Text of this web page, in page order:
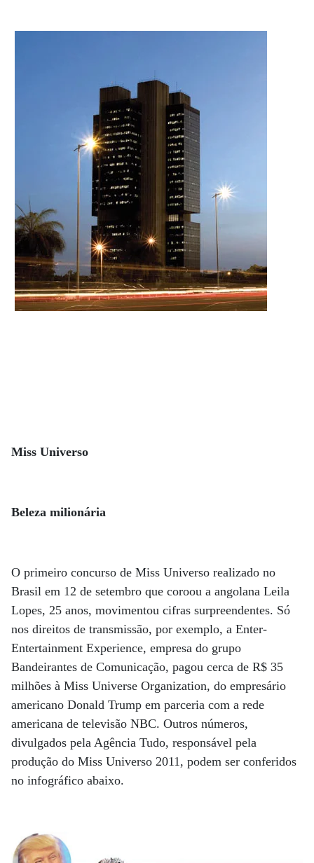
Miss Universo
Beleza milionária
O primeiro concurso de Miss Universo realizado no
Brasil em 12 de setembro que coroou a angolana Leila
Lopes, 25 anos, movimentou cifras surpreendentes. Só
nos direitos de transmissão, por exemplo, a Enter-
Entertainment Experience, empresa do grupo
Bandeirantes de Comunicação, pagou cerca de R$ 35
milhões à Miss Universe Organization, do empresário
americano Donald Trump em parceria com a rede
americana de televisão NBC. Outros números,
divulgados pela Agência Tudo, responsável pela
produção do Miss Universo 2011, podem ser conferidos
no infográfico abaixo.